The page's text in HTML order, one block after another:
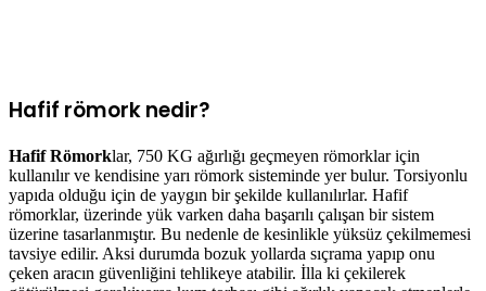
Hafif römork nedir?
Hafif Römorklar, 750 KG ağırlığı geçmeyen römorklar için
kullanılır ve kendisine yarı römork sisteminde yer bulur. Torsiyonlu
yapıda olduğu için de yaygın bir şekilde kullanılırlar. Hafif
römorklar, üzerinde yük varken daha başarılı çalışan bir sistem
üzerine tasarlanmıştır. Bu nedenle de kesinlikle yüksüz çekilmemesi
tavsiye edilir. Aksi durumda bozuk yollarda sıçrama yapıp onu
çeken aracın güvenliğini tehlikeye atabilir. İlla ki çekilerek